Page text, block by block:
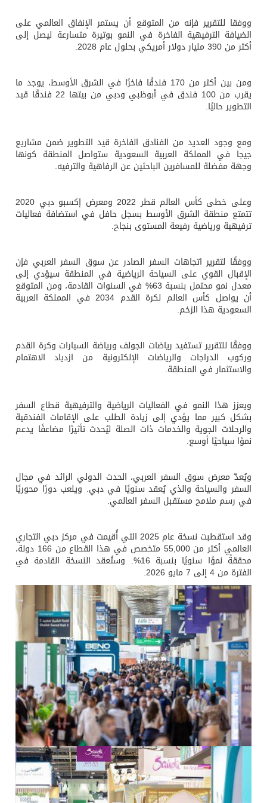
ووفقا للتقرير فإنه من المتوقع أن يستمر الإنفاق العالمي على
الضيافة الترفيهية الفاخرة في النمو بوتيرة متسارعة ليصل إلى
أكثر من 390 مليار دولار أمريكي بحلول عام 2028.
ومن بين أكثر من 170 فندقًا فاخرًا في الشرق الأوسط، يوجد ما
يقرب من 100 فندق في أبوظبي ودبي من بيتها 22 فندقًا قيد
التطوير حاليًا.
ومع وجود العديد من الفنادق الفاخرة قيد التطوير ضمن مشاريع
جيجا في المملكة العربية السعودية ستواصل المنطقة كونها
وجهة مفضلة للمسافرين الباحثين عن الرفاهية والترفيه.
وعلى خطى كأس العالم قطر 2022 ومعرض إكسبو دبي 2020
تتمتع منطقة الشرق الأوسط بسجل حافل في استضافة فعاليات
ترفيهية ورياضية رفيعة المستوى بنجاح.
ووفقًا لتقرير اتجاهات السفر الصادر عن سوق السفر العربي فإن
الإقبال القوي على السياحة الرياضية في المنطقة سيؤدي إلى
معدل نمو محتمل بنسبة 63% في السنوات القادمة، ومن المتوقع
أن يواصل كأس العالم لكرة القدم 2034 في المملكة العربية
السعودية هذا الزخم.
ووفقًا للتقرير تستفيد رياضات الجولف ورياضة السيارات وكرة القدم
وركوب الدراجات والرياضات الإلكترونية من ازدياد الاهتمام
والاستثمار في المنطقة.
ويعزز هذا النمو في الفعاليات الرياضية والترفيهية قطاع السفر
بشكل كبير مما يؤدي إلى زيادة الطلب على الإقامات الفندقية
والرحلات الجوية والخدمات ذات الصلة ليُحدث تأثيرًا مضاعفًا يدعم
نموًا سياحيًا أوسع.
ويُعدّ معرض سوق السفر العربي، الحدث الدولي الرائد في مجال
السفر والسياحة والذي يُعقد سنويًا في دبي. ويلعب دورًا محوريًا
في رسم ملامح مستقبل السفر العالمي.
وقد استقطبت نسخة عام 2025 التي أُقيمت في مركز دبي التجاري
العالمي أكثر من 55,000 متخصص في هذا القطاع من 166 دولة،
محققةً نموًا سنويًا بنسبة 16%. وستُعقد النسخة القادمة في
الفترة من 4 إلى 7 مايو 2026.